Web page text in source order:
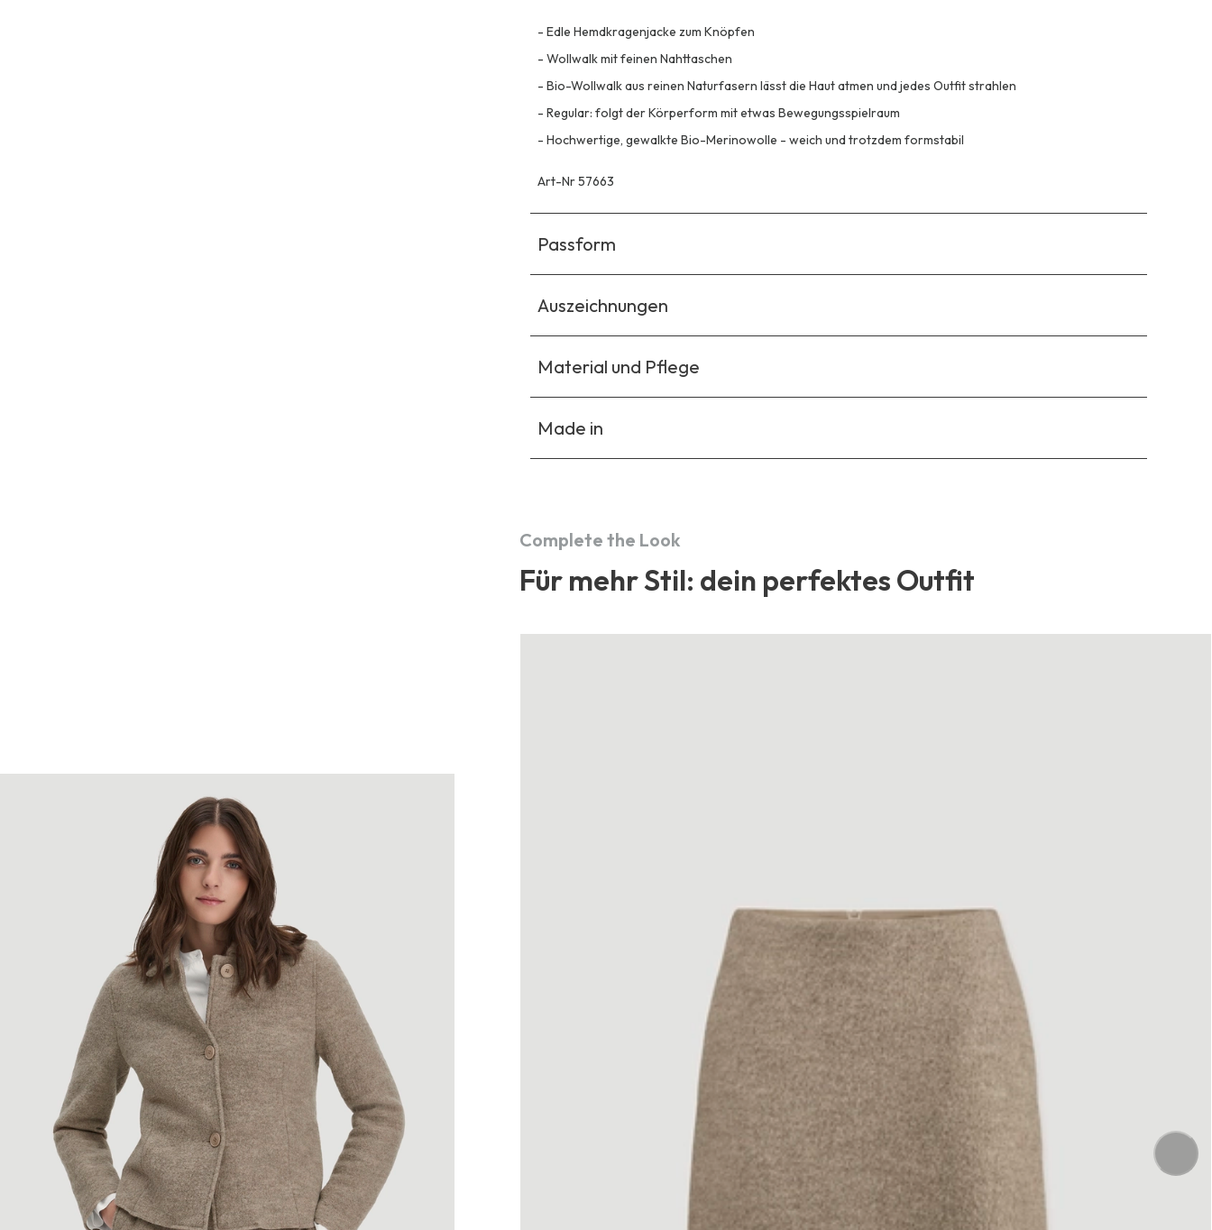
- Edle Hemdkragenjacke zum Knöpfen
- Wollwalk mit feinen Nahttaschen
- Bio-Wollwalk aus reinen Naturfasern lässt die Haut atmen und jedes Outfit strahlen
- Regular: folgt der Körperform mit etwas Bewegungsspielraum
- Hochwertige, gewalkte Bio-Merinowolle - weich und trotzdem formstabil
Art-Nr 57663
Passform
Auszeichnungen
Material und Pflege
Made in
Complete the Look
Für mehr Stil: dein perfektes Outfit